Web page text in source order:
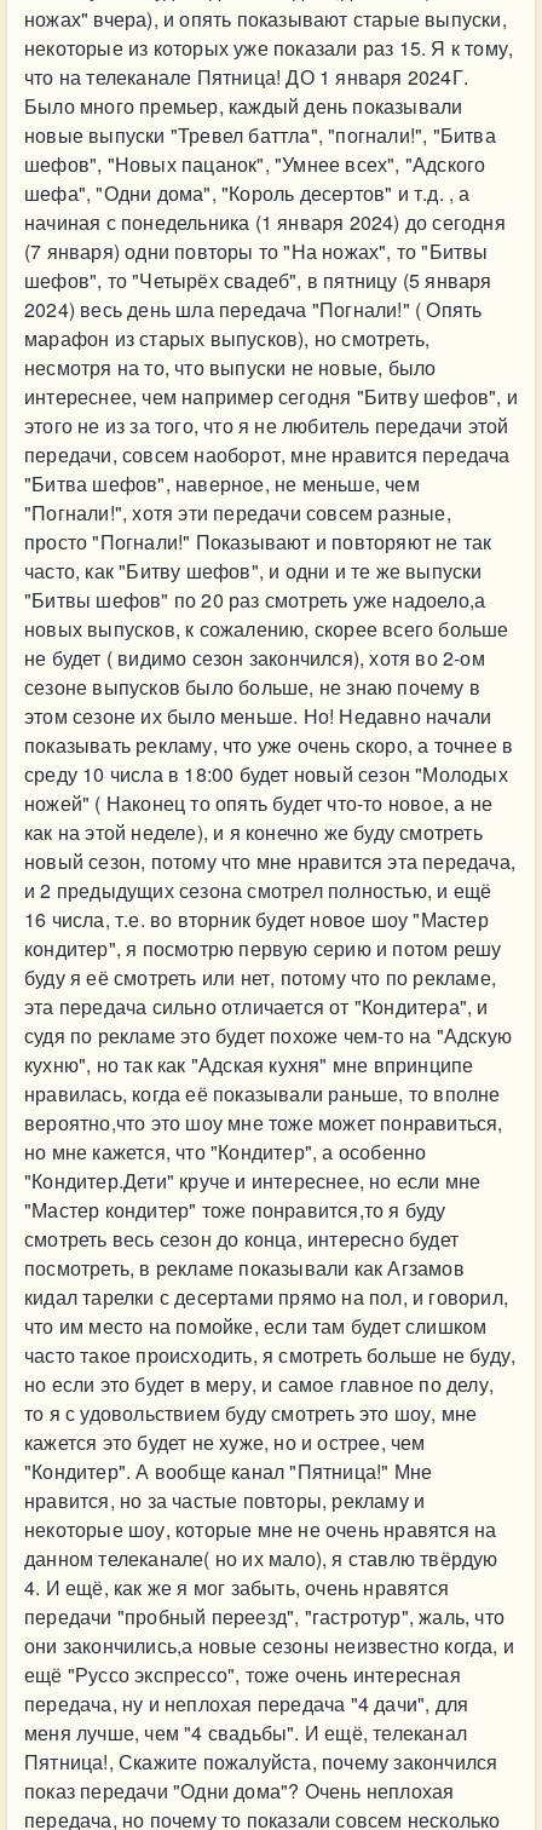
ножах" вчера), и опять показывают старые выпуски,
некоторые из которых уже показали раз 15. Я к тому,
что на телеканале Пятница! ДО 1 января 2024Г.
Было много премьер, каждый день показывали
новые выпуски "Тревел баттла", "погнали!", "Битва
шефов", "Новых пацанок", "Умнее всех", "Адского
шефа", "Одни дома", "Король десертов" и т.д. , а
начиная с понедельника (1 января 2024) до сегодня
(7 января) одни повторы то "На ножах", то "Битвы
шефов", то "Четырёх свадеб", в пятницу (5 января
2024) весь день шла передача "Погнали!" ( Опять
марафон из старых выпусков), но смотреть,
несмотря на то, что выпуски не новые, было
интереснее, чем например сегодня "Битву шефов", и
этого не из за того, что я не любитель передачи этой
передачи, совсем наоборот, мне нравится передача
"Битва шефов", наверное, не меньше, чем
"Погнали!", хотя эти передачи совсем разные,
просто "Погнали!" Показывают и повторяют не так
часто, как "Битву шефов", и одни и те же выпуски
"Битвы шефов" по 20 раз смотреть уже надоело,а
новых выпусков, к сожалению, скорее всего больше
не будет ( видимо сезон закончился), хотя во 2-ом
сезоне выпусков было больше, не знаю почему в
этом сезоне их было меньше. Но! Недавно начали
показывать рекламу, что уже очень скоро, а точнее в
среду 10 числа в 18:00 будет новый сезон "Молодых
ножей" ( Наконец то опять будет что-то новое, а не
как на этой неделе), и я конечно же буду смотреть
новый сезон, потому что мне нравится эта передача,
и 2 предыдущих сезона смотрел полностью, и ещё
16 числа, т.е. во вторник будет новое шоу "Мастер
кондитер", я посмотрю первую серию и потом решу
буду я её смотреть или нет, потому что по рекламе,
эта передача сильно отличается от "Кондитера", и
судя по рекламе это будет похоже чем-то на "Адскую
кухню", но так как "Адская кухня" мне впринципе
нравилась, когда её показывали раньше, то вполне
вероятно,что это шоу мне тоже может понравиться,
но мне кажется, что "Кондитер", а особенно
"Кондитер.Дети" круче и интереснее, но если мне
"Мастер кондитер" тоже понравится,то я буду
смотреть весь сезон до конца, интересно будет
посмотреть, в рекламе показывали как Агзамов
кидал тарелки с десертами прямо на пол, и говорил,
что им место на помойке, если там будет слишком
часто такое происходить, я смотреть больше не буду,
но если это будет в меру, и самое главное по делу,
то я с удовольствием буду смотреть это шоу, мне
кажется это будет не хуже, но и острее, чем
"Кондитер". А вообще канал "Пятница!" Мне
нравится, но за частые повторы, рекламу и
некоторые шоу, которые мне не очень нравятся на
данном телеканале( но их мало), я ставлю твёрдую
4. И ещё, как же я мог забыть, очень нравятся
передачи "пробный переезд", "гастротур", жаль, что
они закончились,а новые сезоны неизвестно когда, и
ещё "Руссо экспрессо", тоже очень интересная
передача, ну и неплохая передача "4 дачи", для
меня лучше, чем "4 свадьбы". И ещё, телеканал
Пятница!, Скажите пожалуйста, почему закончился
показ передачи "Одни дома"? Очень неплохая
передача, но почему то показали совсем несколько